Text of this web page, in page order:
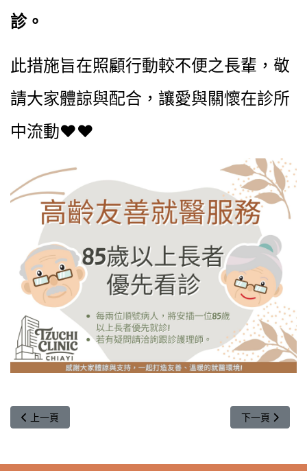
診。
此措施旨在照顧行動較不便之長輩，敬
請大家體諒與配合，讓愛與關懷在診所
中流動♥️♥️
上一篇文章: 【休診】2025年10月10日(週五)適逢國慶日，本院門
上一頁 下一篇文章:
下一頁